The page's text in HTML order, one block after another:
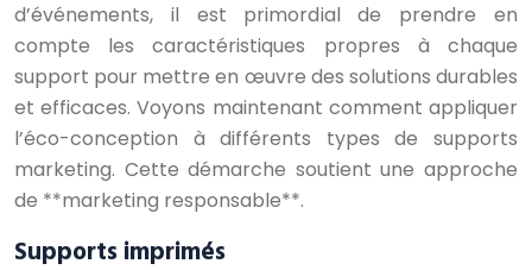
d’événements, il est primordial de prendre en
compte les caractéristiques propres à chaque
support pour mettre en œuvre des solutions durables
et efficaces. Voyons maintenant comment appliquer
l’éco-conception à différents types de supports
marketing. Cette démarche soutient une approche
de **marketing responsable**.
Supports imprimés